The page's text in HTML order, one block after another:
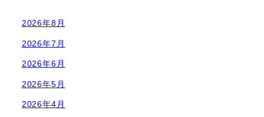
2026年8月
2026年7月
2026年6月
2026年5月
2026年4月